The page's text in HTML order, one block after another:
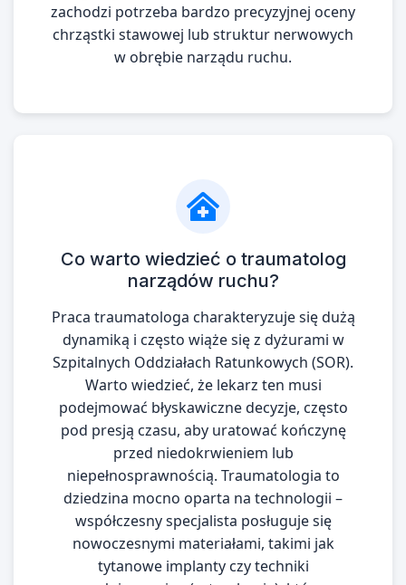
zachodzi potrzeba bardzo precyzyjnej oceny
chrząstki stawowej lub struktur nerwowych
w obrębie narządu ruchu.
Co warto wiedzieć o traumatolog
narządów ruchu?
Praca traumatologa charakteryzuje się dużą
dynamiką i często wiąże się z dyżurami w
Szpitalnych Oddziałach Ratunkowych (SOR).
Warto wiedzieć, że lekarz ten musi
podejmować błyskawiczne decyzje, często
pod presją czasu, aby uratować kończynę
przed niedokrwieniem lub
niepełnosprawnością. Traumatologia to
dziedzina mocno oparta na technologii –
współczesny specjalista posługuje się
nowoczesnymi materiałami, takimi jak
tytanowe implanty czy techniki